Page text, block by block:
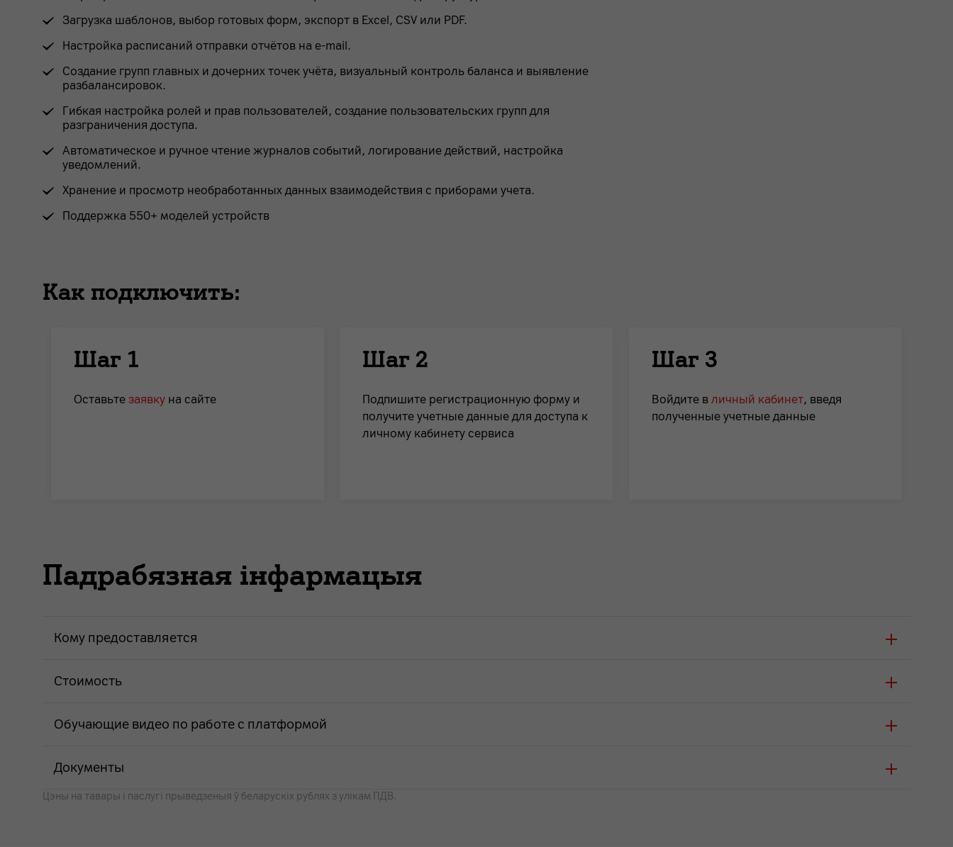
Загрузка шаблонов, выбор готовых форм, экспорт в Excel, CSV или PDF.
Настройка расписаний отправки отчётов на e-mail.
Создание групп главных и дочерних точек учёта, визуальный контроль баланса и выявление
разбалансировок.
Гибкая настройка ролей и прав пользователей, создание пользовательских групп для
разграничения доступа.
Автоматическое и ручное чтение журналов событий, логирование действий, настройка
уведомлений.
Хранение и просмотр необработанных данных взаимодействия с приборами учета.
Поддержка 550+ моделей устройств
Как подключить:
Шаг 1
Оставьте заявку на сайте
Шаг 2
Подпишите регистрационную форму и
получите учетные данные для доступа к
личному кабинету сервиса
Шаг 3
Войдите в личный кабинет, введя
полученные учетные данные
Падрабязная інфармацыя
Кому предоставляется
Стоимость
Обучающие видео по работе с платформой
Документы
Цэны на тавары i паслугі прыведзеныя ў беларускіх рублях з улікам ПДВ.